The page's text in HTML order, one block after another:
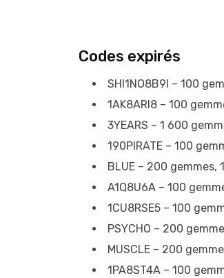
Codes expirés
SHI1NO8B9I – 100
1AK8ARI8 – 100
3YEARS – 1 600
190PIRATE – 100
BLUE – 200
A1Q8U6A – 100
1CU8RSE5 – 100
PSYCHO – 200
MUSCLE – 200
1PA8ST4A – 100